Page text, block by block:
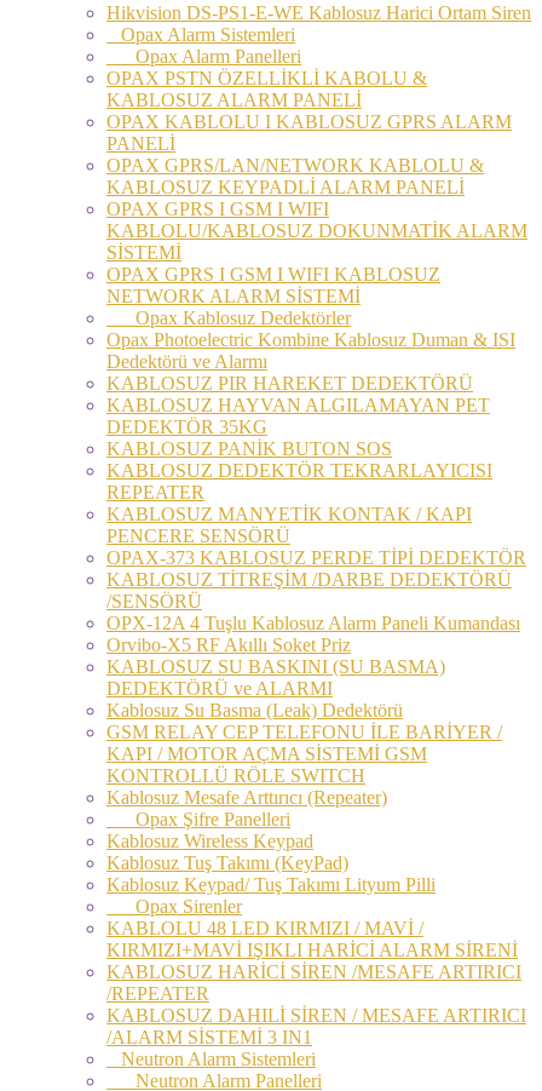
Hikvision DS-PS1-E-WE Kablosuz Harici Ortam Siren
Opax Alarm Sistemleri
Opax Alarm Panelleri
OPAX PSTN ÖZELLİKLİ KABOLU &
KABLOSUZ ALARM PANELİ
OPAX KABLOLU I KABLOSUZ GPRS ALARM
PANELİ
OPAX GPRS/LAN/NETWORK KABLOLU &
KABLOSUZ KEYPADLİ ALARM PANELİ
OPAX GPRS I GSM I WIFI
KABLOLU/KABLOSUZ DOKUNMATİK ALARM
SİSTEMİ
OPAX GPRS I GSM I WIFI KABLOSUZ
NETWORK ALARM SİSTEMİ
Opax Kablosuz Dedektörler
Opax Photoelectric Kombine Kablosuz Duman & ISI
Dedektörü ve Alarmı
KABLOSUZ PIR HAREKET DEDEKTÖRÜ
KABLOSUZ HAYVAN ALGILAMAYAN PET
DEDEKTÖR 35KG
KABLOSUZ PANİK BUTON SOS
KABLOSUZ DEDEKTÖR TEKRARLAYICISI
REPEATER
KABLOSUZ MANYETİK KONTAK / KAPI
PENCERE SENSÖRÜ
OPAX-373 KABLOSUZ PERDE TİPİ DEDEKTÖR
KABLOSUZ TİTREŞİM /DARBE DEDEKTÖRÜ
/SENSÖRÜ
OPX-12A 4 Tuşlu Kablosuz Alarm Paneli Kumandası
Orvibo-X5 RF Akıllı Soket Priz
KABLOSUZ SU BASKINI (SU BASMA)
DEDEKTÖRÜ ve ALARMI
Kablosuz Su Basma (Leak) Dedektörü
GSM RELAY CEP TELEFONU İLE BARİYER /
KAPI / MOTOR AÇMA SİSTEMİ GSM
KONTROLLÜ RÖLE SWITCH
Kablosuz Mesafe Arttırıcı (Repeater)
Opax Şifre Panelleri
Kablosuz Wireless Keypad
Kablosuz Tuş Takımı (KeyPad)
Kablosuz Keypad/ Tuş Takımı Lityum Pilli
Opax Sirenler
KABLOLU 48 LED KIRMIZI / MAVİ /
KIRMIZI+MAVİ IŞIKLI HARİCİ ALARM SİRENİ
KABLOSUZ HARİCİ SİREN /MESAFE ARTIRICI
/REPEATER
KABLOSUZ DAHILİ SİREN / MESAFE ARTIRICI
/ALARM SİSTEMİ 3 IN1
Neutron Alarm Sistemleri
Neutron Alarm Panelleri